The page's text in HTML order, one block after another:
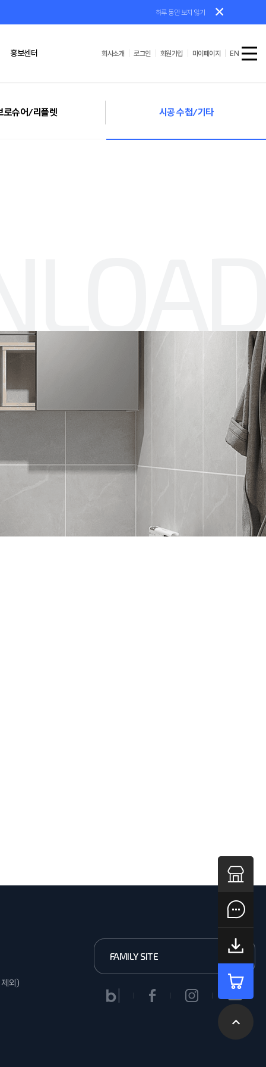
하루 동안 보지 않기
수첩/기타
홍보센터 회사소개 로그인 회원가입 마이페이지 EN
로슈어/리플렛 시공 수첩/기타
외)
FAMILY SITE